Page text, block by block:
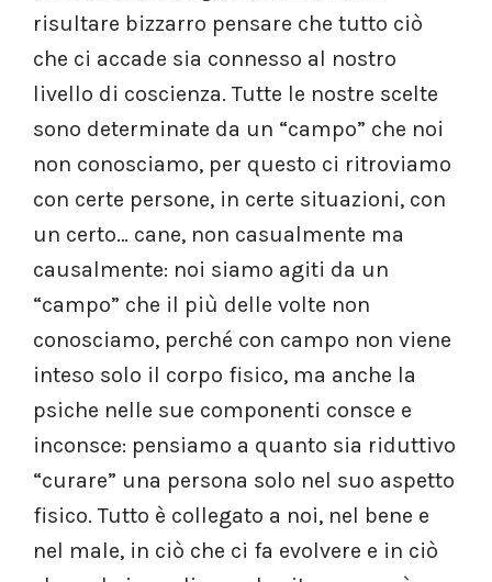
risultare bizzarro pensare che tutto ciò
che ci accade sia connesso al nostro
livello di coscienza. Tutte le nostre scelte
sono determinate da un “campo” che noi
non conosciamo, per questo ci ritroviamo
con certe persone, in certe situazioni, con
un certo… cane, non casualmente ma
causalmente: noi siamo agiti da un
“campo” che il più delle volte non
conosciamo, perché con campo non viene
inteso solo il corpo fisico, ma anche la
psiche nelle sue componenti consce e
inconsce: pensiamo a quanto sia riduttivo
“curare” una persona solo nel suo aspetto
fisico. Tutto è collegato a noi, nel bene e
nel male, in ciò che ci fa evolvere e in ciò